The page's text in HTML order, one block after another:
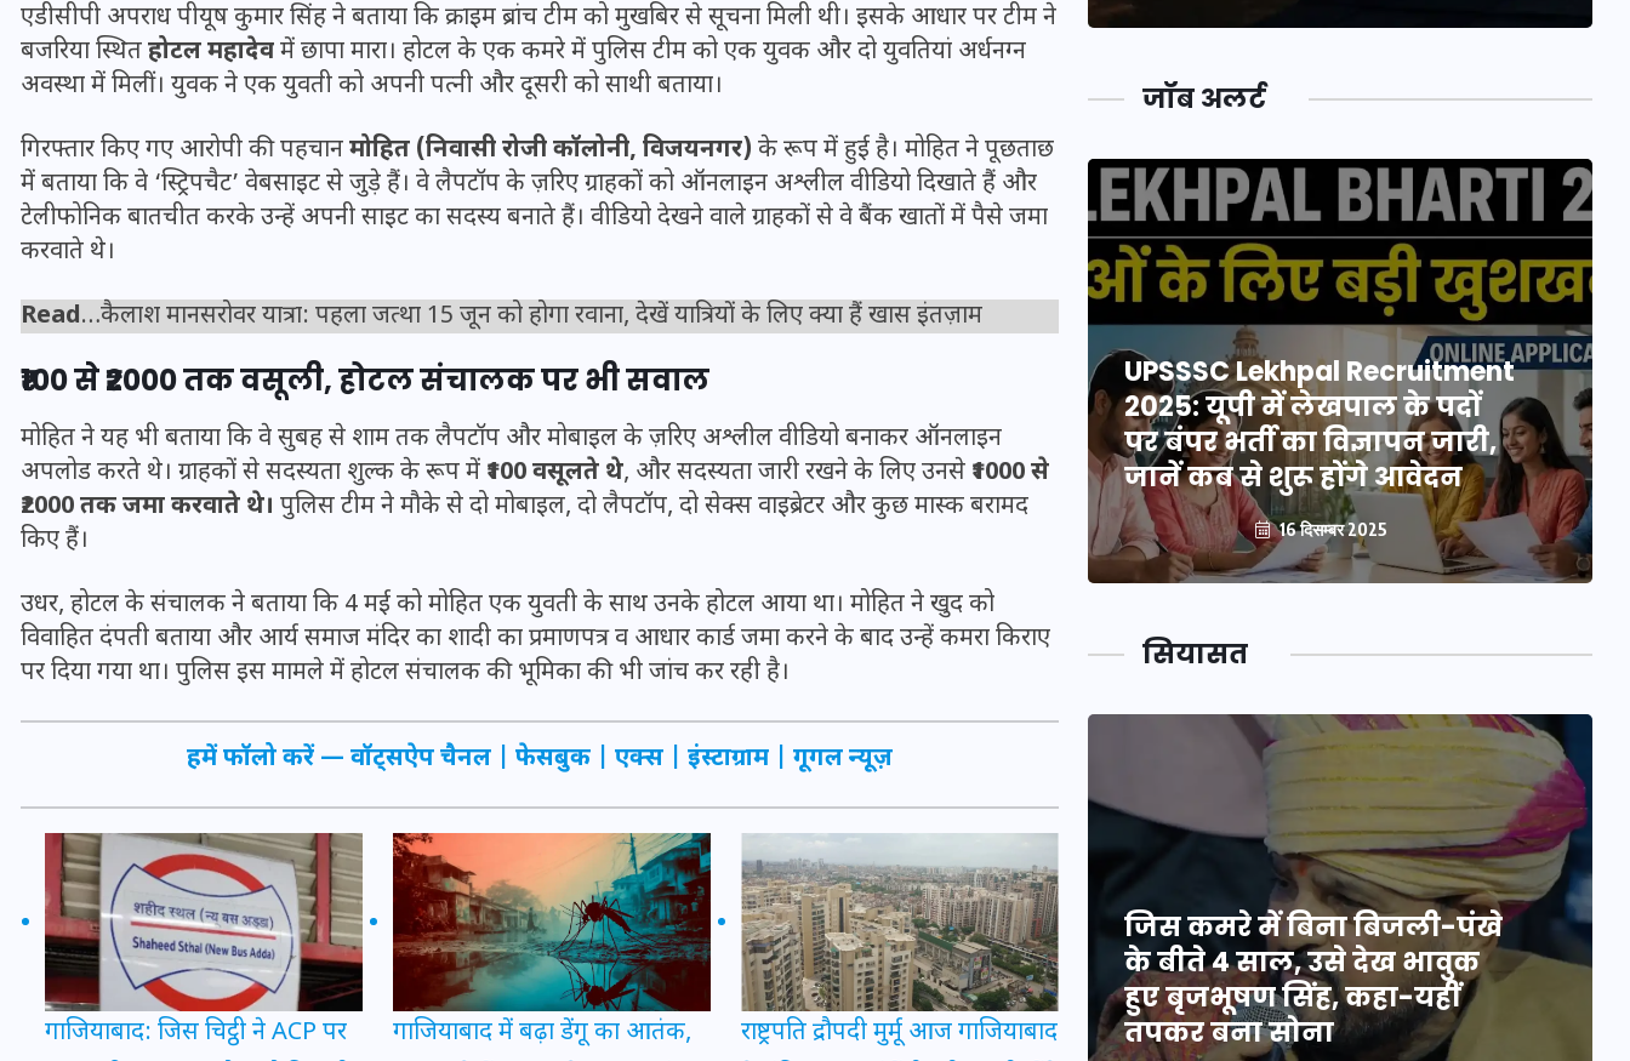
एडीसीपी अपराध पीयूष कुमार सिंह ने बताया कि क्राइम ब्रांच टीम को मुखबिर से सूचना मिली थी। इसके आधार पर टीम ने
बजरिया स्थितहोटल महादेवमें छापा मारा। होटल के एक कमरे में पुलिस टीम को एक युवक और दो युवतियां अर्धनग्न
अवस्था में मिलीं। युवक ने एक युवती को अपनी पत्नी और दूसरी को साथी बताया।
गिरफ्तार किए गए आरोपी की पहचानमोहित (निवासी रोजी कॉलोनी, विजयनगर) के रूप में हुई है। मोहित ने पूछताछ
में बताया कि वे ‘स्ट्रिपचैट’ वेबसाइट से जुड़े हैं। वे लैपटॉप के ज़रिए ग्राहकों को ऑनलाइन अश्लील वीडियो दिखाते हैं और
टेलीफोनिक बातचीत करके उन्हें अपनी साइट का सदस्य बनाते हैं। वीडियो देखने वाले ग्राहकों से वे बैंक खातों में पैसे जमा
करवाते थे।
Read…कैलाश मानसरोवर यात्रा: पहला जत्था 15 जून को होगा रवाना, देखें यात्रियों के लिए क्या हैं खास इंतज़ाम
₹100 से ₹2000 तक वसूली, होटल संचालक पर भी सवाल
मोहित ने यह भी बताया कि वे सुबह से शाम तक लैपटॉप और मोबाइल के ज़रिए अश्लील वीडियो बनाकर ऑनलाइन
अपलोड करते थे। ग्राहकों से सदस्यता शुल्क के रूप में ₹100 वसूलते थे, और सदस्यता जारी रखने के लिए उनसे ₹1000 से
₹2000 तक जमा करवाते थे। पुलिस टीम ने मौके से दो मोबाइल, दो लैपटॉप, दो सेक्स वाइब्रेटर और कुछ मास्क बरामद
किए हैं।
उधर, होटल के संचालक ने बताया कि 4 मई को मोहित एक युवती के साथ उनके होटल आया था। मोहित ने खुद को
विवाहित दंपती बताया और आर्य समाज मंदिर का शादी का प्रमाणपत्र व आधार कार्ड जमा करने के बाद उन्हें कमरा किराए
पर दिया गया था। पुलिस इस मामले में होटल संचालक की भूमिका की भी जांच कर रही है।
हमें फॉलो करें — वॉट्सऐप चैनल फेसबुक एक्स इंस्टाग्राम गूगल न्यूज़
गाजियाबाद: जिस चिट्ठी ने ACP पर
गाजियाबाद में बढ़ा डेंगू का आतंक,
राष्ट्रपति द्रौपदी मुर्मू आज गाजियाबाद
जॉब अलर्ट
UPSSSC Lekhpal Recruitment
2025: यूपी में लेखपाल के पदों
पर बंपर भर्ती का विज्ञापन जारी,
जानें कब से शुरू होंगे आवेदन
UPSSSC Lekhpal Recruitment
पर बंपर भर्ती का विज्ञापन जारी,
जानें कब से शुरू होंगे आवेदन
UPSSSC Lekhpal Recruitment
2025: यूपी में लेखपाल के पदों
पर बंपर भर्ती का विज्ञापन जारी,
जानें कब से शुरू होंगे आवेदन
16 दिसम्बर 2025
सियासत
जिस कमरे में बिना बिजली-पंखे
के बीते 4 साल, उसे देख भावुक
हुए बृजभूषण सिंह, कहा-यहीं
तपकर बना सोना
जिस कमरे में बिना बिजली-पंखे
के बीते 4 साल, उसे देख भावुक
हुए बृजभूषण सिंह, कहा-यहीं
तपकर बना सोना
जिस कमरे में बिना बिजली-पंखे
के बीते 4 साल, उसे देख भावुक
हुए बृजभूषण सिंह, कहा-यहीं
तपकर बना सोना